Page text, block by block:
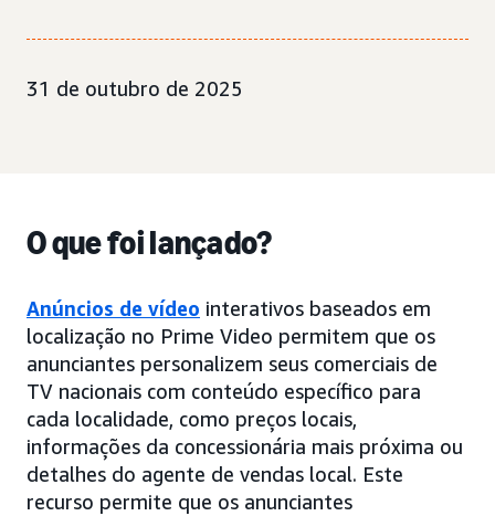
31 de outubro de 2025
O que foi lançado?
Anúncios de vídeo interativos baseados em
localização no Prime Video permitem que os
anunciantes personalizem seus comerciais de
TV nacionais com conteúdo específico para
cada localidade, como preços locais,
informações da concessionária mais próxima ou
detalhes do agente de vendas local. Este
recurso permite que os anunciantes